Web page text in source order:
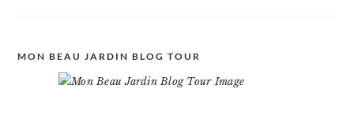
MON BEAU JARDIN BLOG TOUR